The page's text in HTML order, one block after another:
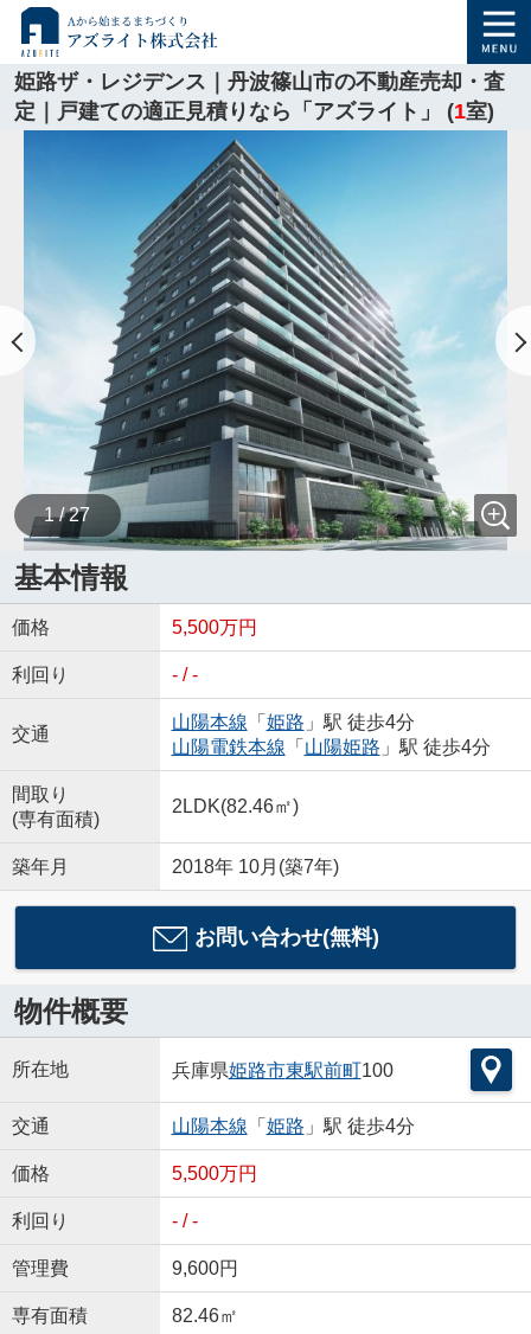
姫路ザ・レジデンス｜丹波篠山市の不動産売却・査
定｜戸建ての適正見積りなら「アズライト」 (1室)
1 / 27
基本情報
価格 5,500万円
利回り - / -
交通
山陽本線 「 姫路 」駅 徒歩4分
山陽電鉄本線 「 山陽姫路 」駅 徒歩4分
間取り
(専有面積)
2LDK(82.46㎡)
築年月 2018年 10月(築7年)
お問い合わせ(無料)
物件概要
所在地 兵庫県姫路市東駅前町100
交通 山陽本線 「 姫路 」駅 徒歩4分
価格 5,500万円
利回り - / -
管理費 9,600円
専有面積 82.46㎡